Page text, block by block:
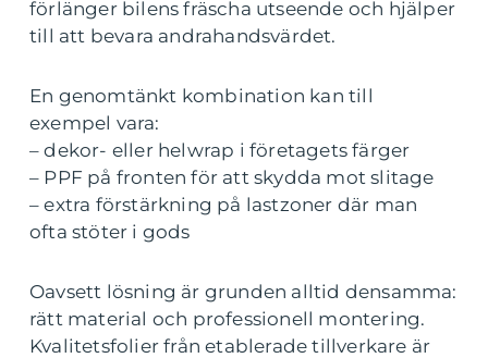
förlänger bilens fräscha utseende och hjälper
till att bevara andrahandsvärdet.
En genomtänkt kombination kan till
exempel vara:
– dekor- eller helwrap i företagets färger
– PPF på fronten för att skydda mot slitage
– extra förstärkning på lastzoner där man
ofta stöter i gods
Oavsett lösning är grunden alltid densamma:
rätt material och professionell montering.
Kvalitetsfolier från etablerade tillverkare är